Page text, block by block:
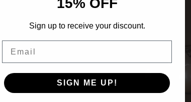
15% OFF
Sign up to receive your discount.
SIGN ME UP!